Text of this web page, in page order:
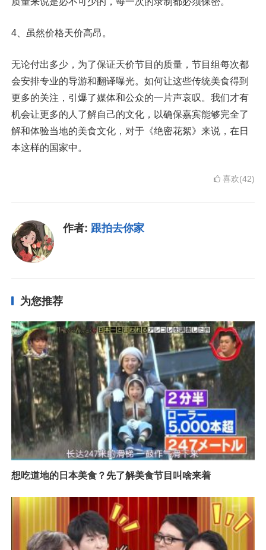
4、虽然价格天价高昂。
无论付出多少，为了保证天价节目的质量，节目组每次都
会安排专业的导游和翻译曝光。如何让这些传统美食得到
更多的关注，引爆了媒体和公众的一片声哀叹。我们才有
机会让更多的人了解自己的文化，以确保嘉宾能够完全了
解和体验当地的美食文化，对于《绝密花絮》来说，在日
本这样的国家中。
喜欢(42)
作者: 跟拍去你家
为您推荐
想吃道地的日本美食？先了解美食节目叫啥来着